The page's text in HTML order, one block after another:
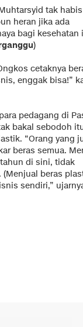
tak
heran jika ada
bagi kesehatan
)
cetaknya
enggak bisa!”
pedagang di
bakal sebodoh
“Orang yang
beras semua.
di sini, tidak
beras
sendiri,”